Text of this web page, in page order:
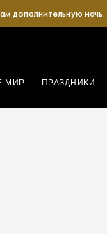
дополнительную ночь.
МИР ПРАЗДНИКИ